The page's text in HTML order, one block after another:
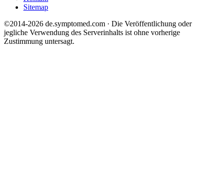
Sitemap
©2014-2026 de.symptomed.com · Die Veröffentlichung oder
jegliche Verwendung des Serverinhalts ist ohne vorherige
Zustimmung untersagt.